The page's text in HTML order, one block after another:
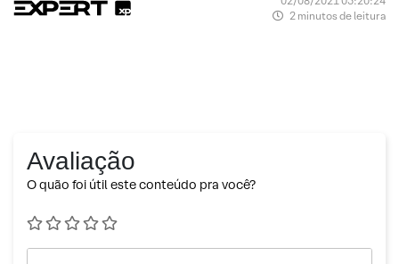
2 minutos de leitura
Avaliação
O quão foi útil este conteúdo pra você?